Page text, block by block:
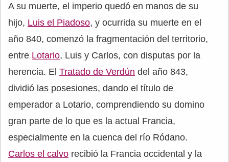
A su muerte, el imperio quedó en manos de su
hijo, Luis el Piadoso, y ocurrida su muerte en el
año 840, comenzó la fragmentación del territorio,
entre Lotario, Luis y Carlos, con disputas por la
herencia. El Tratado de Verdún del año 843,
dividió las posesiones, dando el título de
emperador a Lotario, comprendiendo su domino
gran parte de lo que es la actual Francia,
especialmente en la cuenca del río Ródano.
Carlos el calvo recibió la Francia occidental y la